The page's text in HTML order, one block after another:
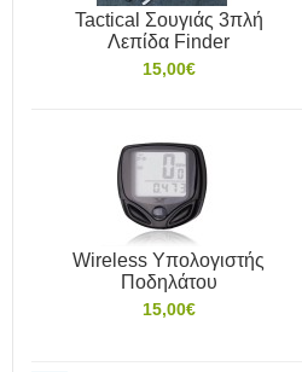
Tactical Σουγιάς 3πλή
Λεπίδα Finder
15,00€
Wireless Υπολογιστής
Ποδηλάτου
15,00€